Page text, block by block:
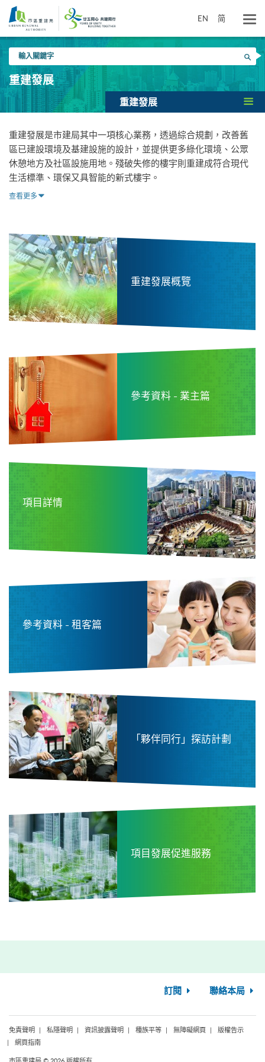
要
內
EN 简
入
關
鍵
搜尋
重建發展
重建發展
重建發展是市建局其中一項核心業務，透過綜合規劃，改善舊
區已建設環境及基建設施的設計，並提供更多綠化環境、公眾
休憩地方及社區設施用地。殘破失修的樓宇則重建成符合現代
生活標準、環保又具智能的新式樓宇。
查看更多
重建發展概覽
參考資料 - 業主篇
項目詳情
參考資料 - 租客篇
「夥伴同行」探訪計劃
項目發展促進服務
訂閱 聯絡本局
免責聲明 私隱聲明 資訊披露聲明 種族平等 無障礙網頁
版權告示
網頁指南